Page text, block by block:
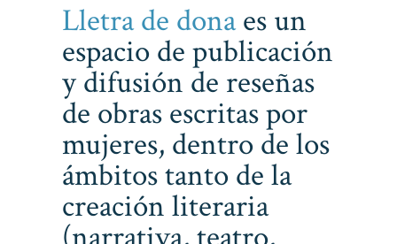
Lletra de donaes un
espacio de publicación
y difusión de reseñas
de obras escritas por
mujeres, dentro de los
ámbitos tanto de la
creación literaria